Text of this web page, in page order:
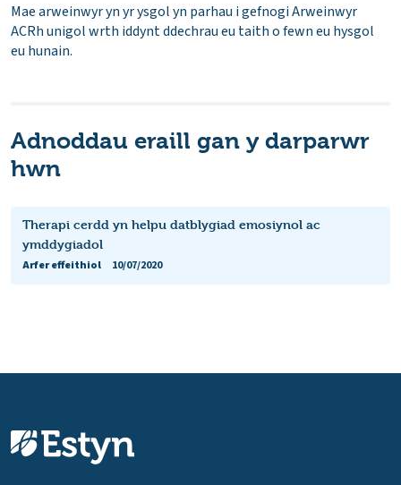
Mae arweinwyr yn yr ysgol yn parhau i gefnogi Arweinwyr
ACRh unigol wrth iddynt ddechrau eu taith o fewn eu hysgol
eu hunain.
Adnoddau eraill gan y darparwr
hwn
Therapi cerdd yn helpu datblygiad emosiynol ac
ymddygiadol
Arfer effeithiol
10/07/2020